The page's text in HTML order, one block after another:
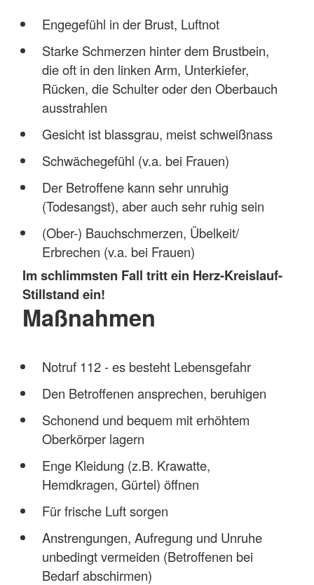
Engegefühl in der Brust, Luftnot
Starke Schmerzen hinter dem Brustbein,
die oft in den linken Arm, Unterkiefer,
Rücken, die Schulter oder den Oberbauch
ausstrahlen
Gesicht ist blassgrau, meist schweißnass
Schwächegefühl (v.a. bei Frauen)
Der Betroffene kann sehr unruhig
(Todesangst), aber auch sehr ruhig sein
(Ober-) Bauchschmerzen, Übelkeit/
Erbrechen (v.a. bei Frauen)
Im schlimmsten Fall tritt ein Herz-Kreislauf-
Stillstand ein!
Maßnahmen
Notruf 112 - es besteht Lebensgefahr
Den Betroffenen ansprechen, beruhigen
Schonend und bequem mit erhöhtem
Oberkörper lagern
Enge Kleidung (z.B. Krawatte,
Hemdkragen, Gürtel) öffnen
Für frische Luft sorgen
Anstrengungen, Aufregung und Unruhe
unbedingt vermeiden (Betroffenen bei
Bedarf abschirmen)